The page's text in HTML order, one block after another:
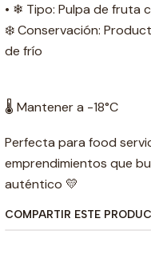
• ❄ Tipo: Pulpa de fruta
❄️ Conservación:
de frío
🌡️ Mantener a -18°C
Perfecta para food
emprendimientos que
auténtico 💛
COMPARTIR ESTE